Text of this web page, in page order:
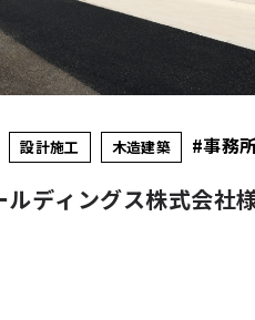
設計施工 #工場・倉庫等
岡村機工株式会社様 垂井倉庫